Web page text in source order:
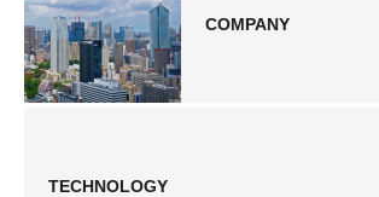
COMPANY
TECHNOLOGY